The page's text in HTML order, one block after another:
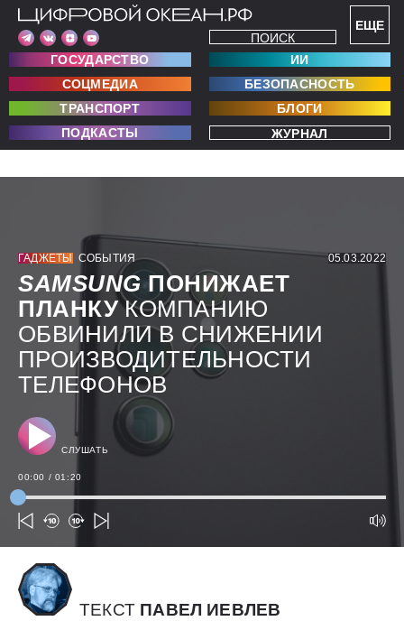
ЕЩЕ
ПОИСК
ГОСУДАРСТВО
ИИ
СОЦМЕДИА
БЕЗОПАСНОСТЬ
ТРАНСПОРТ
БЛОГИ
ПОДКАСТЫ
ЖУРНАЛ
ГАДЖЕТЫ СОБЫТИЯ 05.03.2022
SAMSUNGПОНИЖАЕТ
ПЛАНКУКОМПАНИЮ
ОБВИНИЛИ В СНИЖЕНИИ
ПРОИЗВОДИТЕЛЬНОСТИ
ТЕЛЕФОНОВ
СЛУШАТЬ
00:00 / 01:20
ТЕКСТ ПАВЕЛ ИЕВЛЕВ